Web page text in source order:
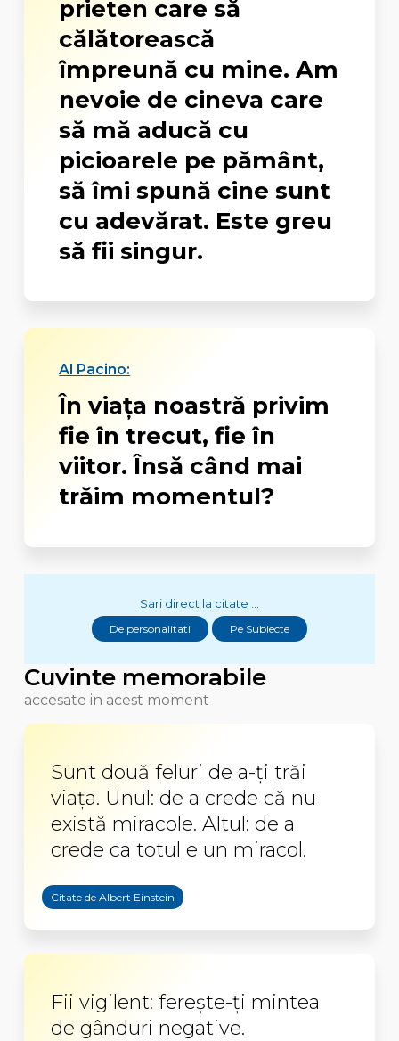
prieten care să
călătorească
împreună cu mine. Am
nevoie de cineva care
să mă aducă cu
picioarele pe pământ,
să îmi spună cine sunt
cu adevărat. Este greu
să fii singur.
Al Pacino:
În viaţa noastră privim
fie în trecut, fie în
viitor. Însă când mai
trăim momentul?
Sari direct la citate ...
De personalitati Pe Subiecte
Cuvinte memorabile
accesate in acest moment
Sunt două feluri de a-ți trăi
viața. Unul: de a crede că nu
există miracole. Altul: de a
crede ca totul e un miracol.
Citate de Albert Einstein
Fii vigilent: ferește-ți mintea
de gânduri negative.